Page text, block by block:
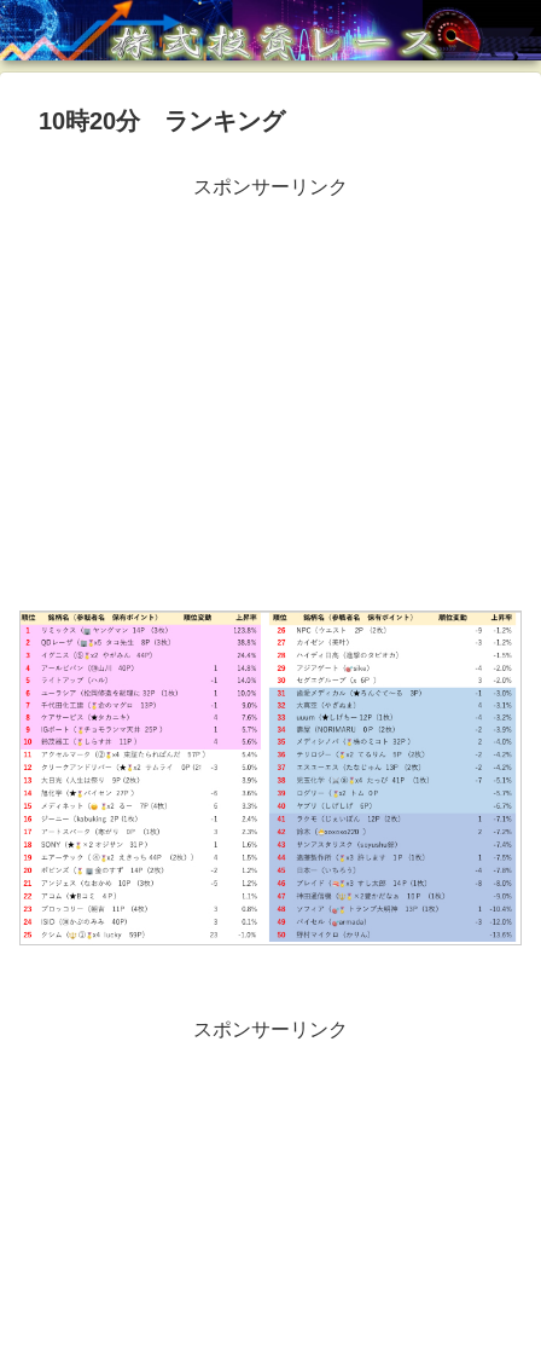
10時20分 ランキング
スポンサーリンク
スポンサーリンク